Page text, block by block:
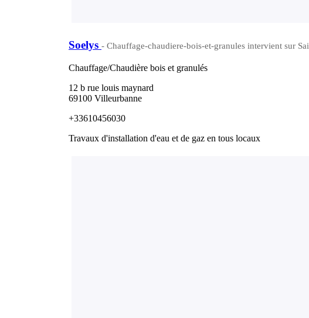
Soelys - Chauffage-chaudiere-bois-et-granules intervient sur
Chauffage/Chaudière bois et granulés
12 b rue louis maynard
69100 Villeurbanne
+33610456030
Travaux d'installation d'eau et de gaz en tous locaux